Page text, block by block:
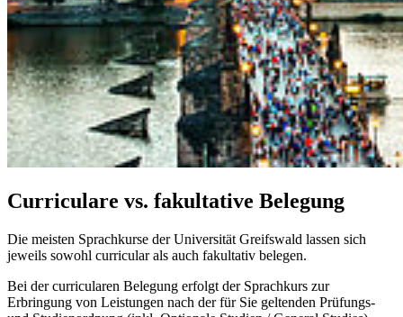
Curriculare vs. fakultative Belegung
Die meisten Sprachkurse der Universität Greifswald lassen sich
jeweils sowohl curricular als auch fakultativ belegen.
Bei der curricularen Belegung erfolgt der Sprachkurs zur
Erbringung von Leistungen nach der für Sie geltenden Prüfungs-